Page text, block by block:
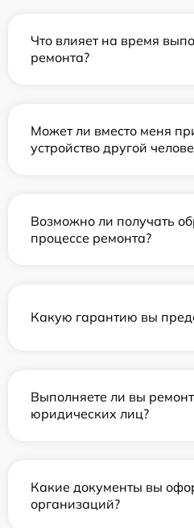
Что влияет на время
ремонта?
Может ли вместо меня
устройство другой
Возможно ли получать
процессе ремонта?
Какую гарантию вы
Выполняете ли вы
юридических лиц?
Какие документы вы
организаций?